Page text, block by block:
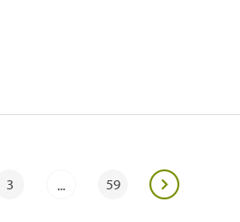
3 ... 59